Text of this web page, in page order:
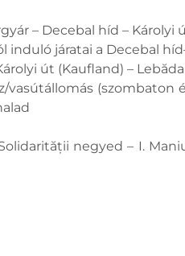
– Decebal híd – Károlyi
induló járatai a Decebal
út (Kaufland) –
(szombaton
negyed – I.